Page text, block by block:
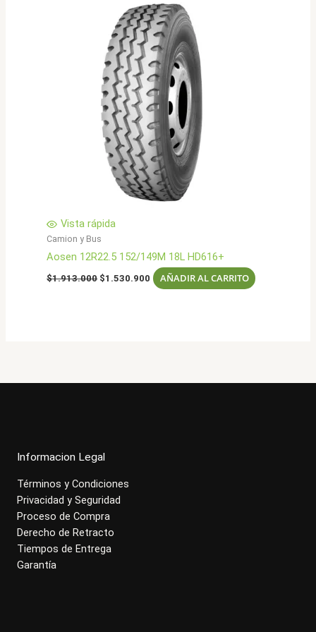
Vista rápida
Camion y Bus
Aosen 12R22.5 152/149M 18L HD616+
$1.913.000 El
$1.530.900 El
precio
AÑADIR AL CARRITO
Informacion Legal
Términos y Condiciones
Privacidad y Seguridad
Proceso de Compra
Derecho de Retracto
Tiempos de Entrega
Garantía